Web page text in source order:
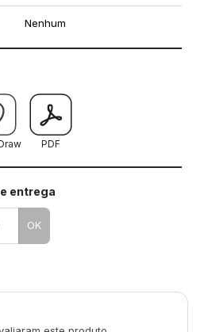
Nenhum
como utilizar os nossos gabaritos
PDF
entrega
OK